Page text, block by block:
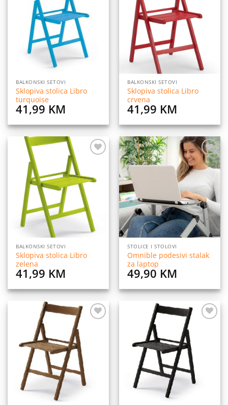
želja
BALKONSKI SETOVI
Sklopiva stolica Libro
turquoise
41,99 KM
želja
BALKONSKI SETOVI
Sklopiva stolica Libro
crvena
41,99 KM
listu
želja
BALKONSKI SETOVI
Sklopiva stolica Libro
zelena
41,99 KM
Dodaj
na
želja
STOLICE I STOLOVI
Omnible podesivi stalak
za laptop
49,90 KM